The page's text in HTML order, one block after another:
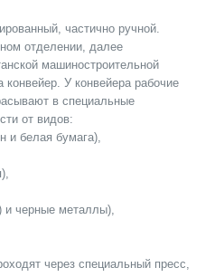
частично ручной.
отделении, далее
машиностроительной
У конвейера рабочие
в специальные
от видов:
и белая бумага),
черные металлы),
через специальный пресс,